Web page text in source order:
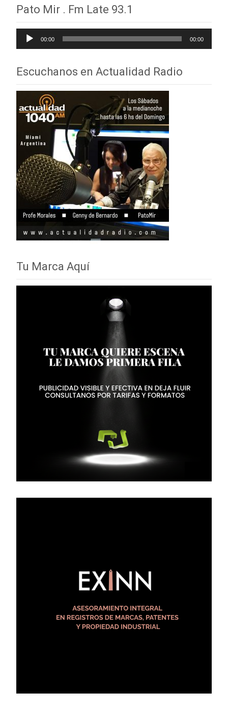
de
entradas
Pato Mir . Fm Late 93.1
Reproductor
de
00:00 00:00
Escuchanos en Actualidad Radio
Tu Marca Aquí